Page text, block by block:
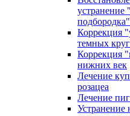
устранение
Коррекция
темных
Коррекция
нижних век
Лечение
розацеа
Лечение
Устранение